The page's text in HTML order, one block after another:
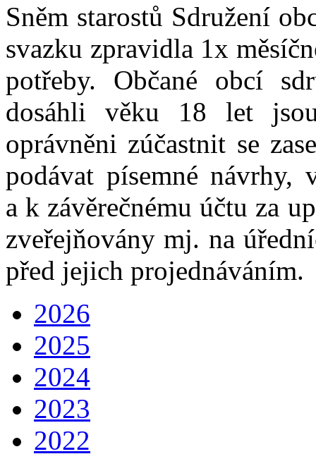
Sněm starostů Sdružení
svazku zpravidla 1x
potřeby. Občané obcí
dosáhli věku 18 let
oprávněni zúčastnit se
podávat písemné návrhy,
a k závěrečnému účtu za
zveřejňovány mj. na
před jejich projednáváním.
2026
2025
2024
2023
2022